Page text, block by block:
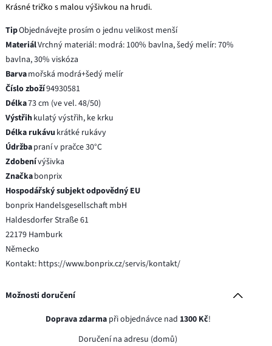
Krásné tričko s malou výšivkou na hrudi.
TipObjednávejte prosím o jednu velikost menší
MateriálVrchný materiál: modrá: 100% bavlna, šedý melír: 70%
bavlna, 30% viskóza
Barvamořská modrá+šedý melír
Číslo zboží94930581
Délka73 cm (ve vel. 48/50)
Výstřihkulatý výstřih, ke krku
Délka rukávu krátké rukávy
Údržbapraní v pračce 30°C
Zdobenívýšivka
Značkabonprix
Hospodářský subjekt odpovědný EU
bonprix Handelsgesellschaft mbH
Haldesdorfer Straße 61
22179 Hamburk
Německo
Kontakt: https://www.bonprix.cz/servis/kontakt/
Možnosti doručení
Doprava zdarmapři objednávce nad 1300 Kč!
Doručení na adresu (domů)